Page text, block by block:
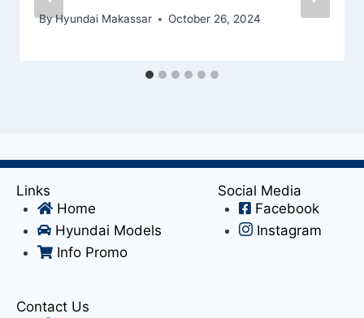
ByHyundai Makassar October 26, 2024
Links
Home
Hyundai Models
Info Promo
Social Media
Facebook
Instagram
Contact Us